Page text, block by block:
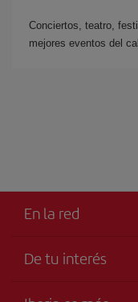
Conciertos, teatro,
mejores eventos del
En la red
De tu interés